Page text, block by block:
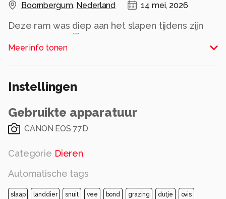
Boornbergum, Nederland 14 mei, 2026
Deze ram was diep aan het slapen tijdens zijn
Meer info tonen
Instellingen
Gebruikte apparatuur
CANON EOS 77D
Categorie Dieren
Automatische tags
slaap landdier snuit vee bond grazing dutje ovis